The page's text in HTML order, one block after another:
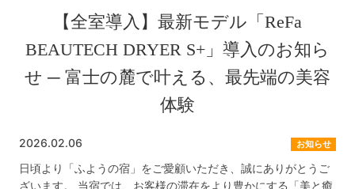
【全室導入】最新モデル「ReFa
BEAUTECH DRYER S+」導入のお知ら
せ ─ 富士の麓で叶える、最先端の美容
体験
2026.02.06 お知らせ
日頃より「ふようの宿」をご愛顧いただき、誠にありがとうご
ざいます。 当宿では、お客様の滞在をより豊かにする「美と癒